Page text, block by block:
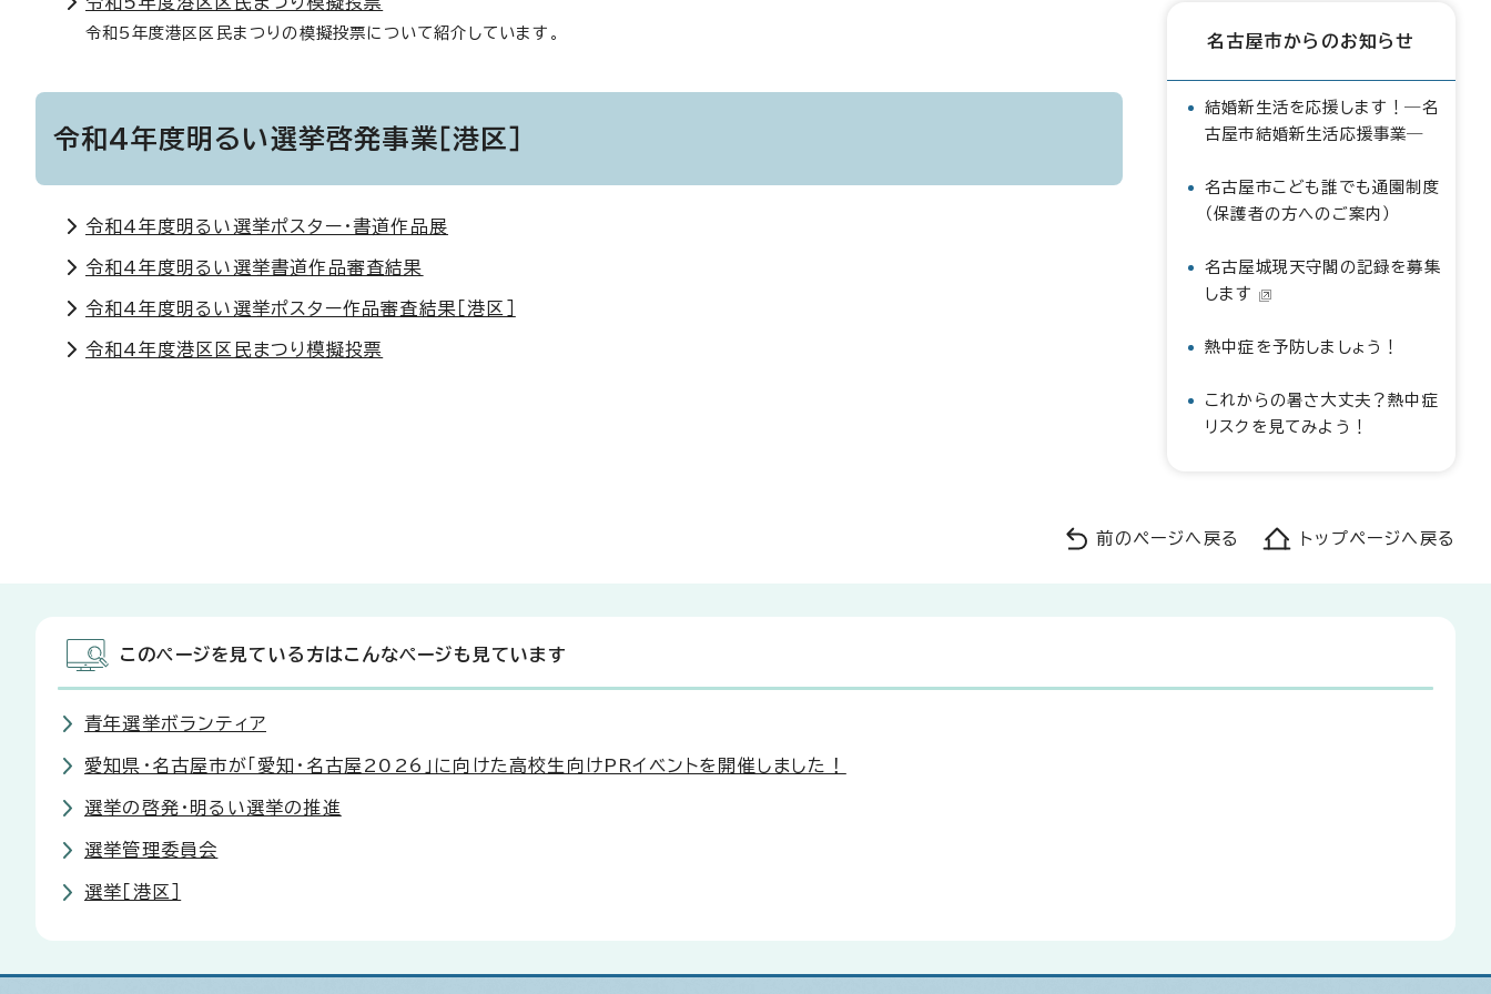
令和5年度港区区民まつりの模擬投票について紹介しています。
令和4年度明るい選挙啓発事業［港区］
令和4年度明るい選挙ポスター・書道作品展
令和4年度明るい選挙書道作品審査結果
令和4年度明るい選挙ポスター作品審査結果［港区］
令和4年度港区区民まつり模擬投票
名古屋市からのお知らせ
結婚新生活を応援します！―名
古屋市結婚新生活応援事業―
名古屋市こども誰でも通園制度
（保護者の方へのご案内）
名古屋城現天守閣の記録を募集
します
熱中症を予防しましょう！
これからの暑さ大丈夫？熱中症
リスクを見てみよう！
前のページへ戻る トップページへ戻る
このページを見ている方はこんなページも見ています
青年選挙ボランティア
愛知県・名古屋市が「愛知・名古屋2026」に向けた高校生向けPRイベントを開催しました！
選挙の啓発・明るい選挙の推進
選挙管理委員会
選挙［港区］